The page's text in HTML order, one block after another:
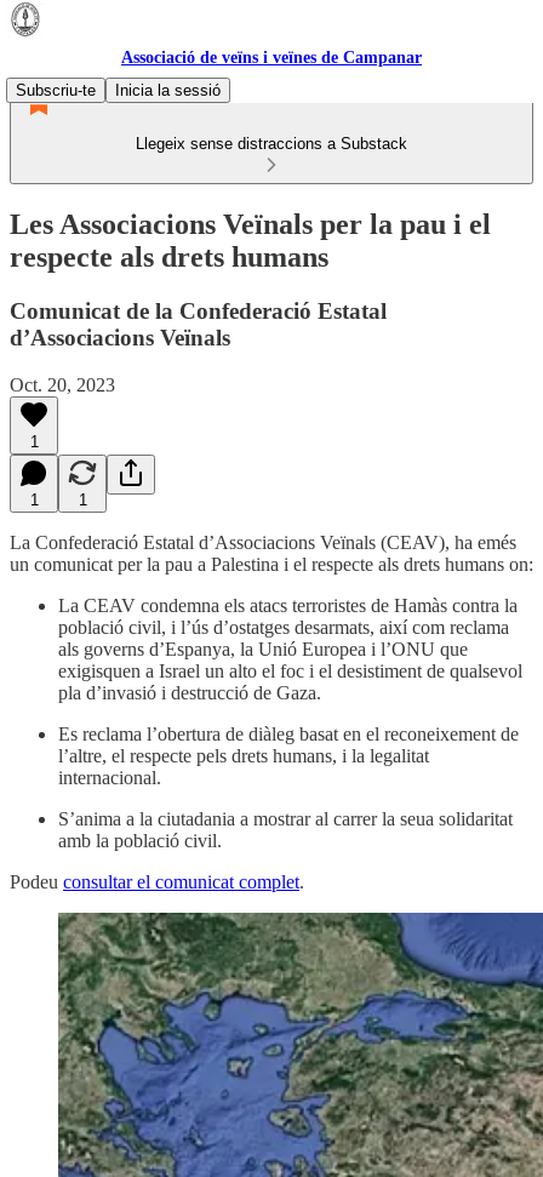
Associació de veïns i veïnes de Campanar
Subscriu-te
Inicia la sessió
Llegeix sense distraccions a Substack
Les Associacions Veïnals per la pau i el
respecte als drets humans
Comunicat de la Confederació Estatal
d’Associacions Veïnals
Oct. 20, 2023
1
1 1
La Confederació Estatal d’Associacions Veïnals (CEAV), ha emés
un comunicat per la pau a Palestina i el respecte als drets humans on:
La CEAV condemna els atacs terroristes de Hamàs contra la
població civil, i l’ús d’ostatges desarmats, així com reclama
als governs d’Espanya, la Unió Europea i l’ONU que
exigisquen a Israel un alto el foc i el desistiment de qualsevol
pla d’invasió i destrucció de Gaza.
Es reclama l’obertura de diàleg basat en el reconeixement de
l’altre, el respecte pels drets humans, i la legalitat
internacional.
S’anima a la ciutadania a mostrar al carrer la seua solidaritat
amb la població civil.
Podeu consultar el comunicat complet.